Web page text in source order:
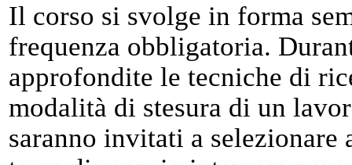
Il corso si svolge in forma
frequenza obbligatoria.
approfondite le tecniche di
modalità di stesura di un
saranno invitati a